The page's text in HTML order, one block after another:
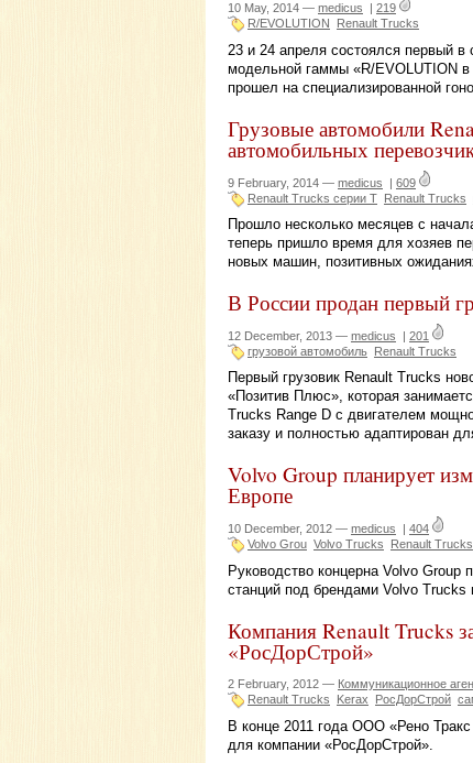
10 May, 2014 — medicus
219
R/EVOLUTION
Renault Trucks
23 и 24 апреля состоялся первый в
модельной гаммы «R/EVOLUTION в
прошел на специализированной
Грузовые автомобили
автомобильных
9 February, 2014 — medicus | 609
Renault Trucks серии T Renault Trucks
Прошло несколько месяцев с
теперь пришло время для хозяев
новых машин, позитивных
В России продан первый
12 December, 2013 — medicus | 201
грузовой автомобиль Renault Trucks
Первый грузовик Renault Trucks
«Позитив Плюс», которая
Trucks Range D с двигателем
заказу и полностью адаптирован
Volvo Group планирует
Европе
10 December, 2012 — medicus | 404
Volvo Grou Volvo Trucks Renault Trucks
Руководство концерна Volvo Group
станций под брендами Volvo Trucks
Компания Renault Trucks
«РосДорСтрой»
2 February, 2012 — Коммуникационное
Renault Trucks
Kerax РосДорСтрой
В конце 2011 года ООО «Рено
для компании «РосДорСтрой».